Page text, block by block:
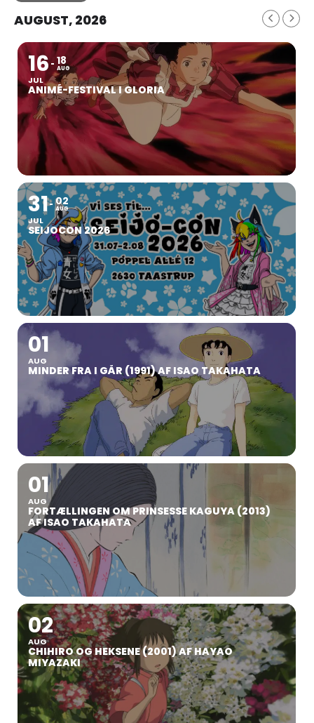
AUGUST, 2026
16
JUL
18
AUG
ANIMÉ-FESTIVAL I GLORIA
31
JUL
02
AUG
SEIJOCON 2026
01
AUG
MINDER FRA I GÅR (1991) AF ISAO TAKAHATA
01
AUG
FORTÆLLINGEN OM PRINSESSE KAGUYA (2013)
AF ISAO TAKAHATA
02
AUG
CHIHIRO OG HEKSENE (2001) AF HAYAO
MIYAZAKI